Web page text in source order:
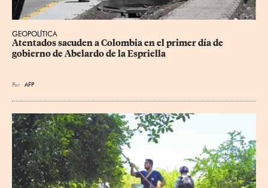
GEOPOLÍTICA
Atentados sacuden a Colombia en el primer día de
gobierno de Abelardo de la Espriella
Por AFP